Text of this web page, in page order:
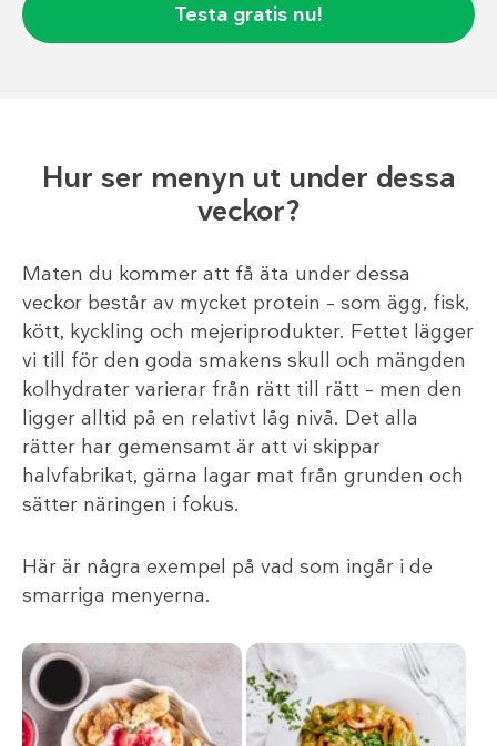
Testa gratis nu!
Hur ser menyn ut under dessa
veckor?
Maten du kommer att få äta under dessa
veckor består av mycket protein – som ägg, fisk,
kött, kyckling och mejeriprodukter. Fettet lägger
vi till för den goda smakens skull och mängden
kolhydrater varierar från rätt till rätt – men den
ligger alltid på en relativt låg nivå. Det alla
rätter har gemensamt är att vi skippar
halvfabrikat, gärna lagar mat från grunden och
sätter näringen i fokus.
Här är några exempel på vad som ingår i de
smarriga menyerna.